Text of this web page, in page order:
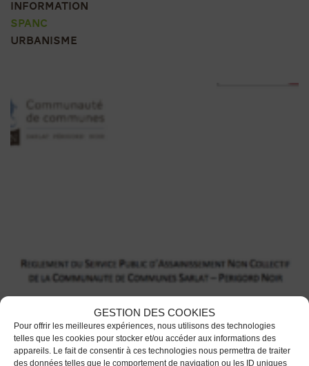
GESTION DES COOKIES
Pour offrir les meilleures expériences, nous utilisons des technologies
telles que les cookies pour stocker et/ou accéder aux informations des
appareils. Le fait de consentir à ces technologies nous permettra de traiter
des données telles que le comportement de navigation ou les ID uniques
INFORMATION
SPANC
URBANISME